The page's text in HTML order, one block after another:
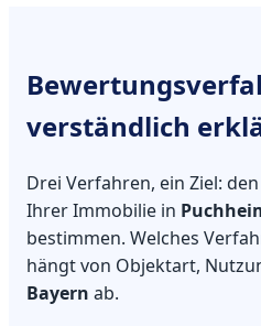
verständlich
Drei Verfahren, ein Ziel:
Ihrer Immobilie in
bestimmen. Welches
hängt von Objektart,
Bayern ab.